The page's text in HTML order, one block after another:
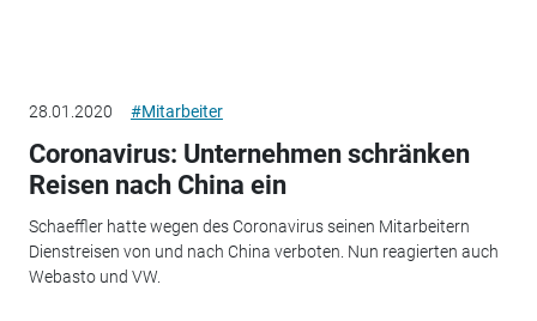
28.01.2020 #Mitarbeiter
Coronavirus: Unternehmen schränken
Reisen nach China ein
Schaeffler hatte wegen des Coronavirus seinen Mitarbeitern
Dienstreisen von und nach China verboten. Nun reagierten auch
Webasto und VW.